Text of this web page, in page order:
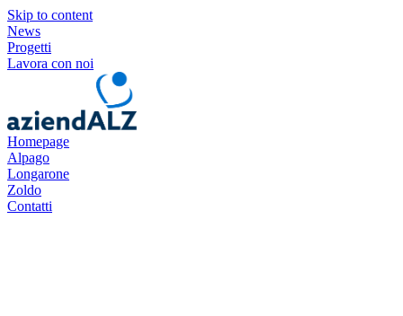
Skip to content
News
Progetti
Lavora con noi
Homepage
Alpago
Longarone
Zoldo
Contatti